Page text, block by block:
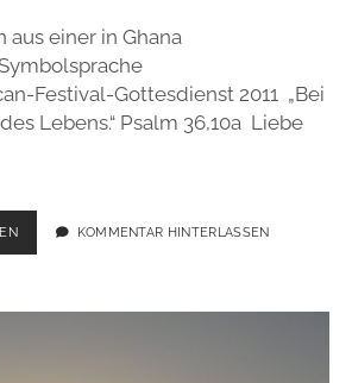
aus einer in Ghana
Symbolsprache
Festival-Gottesdienst 2011 „Bei
Lebens.“ Psalm 36,10a Liebe
NSOROMMA
–
KOMMENTAR HINTERLASSEN